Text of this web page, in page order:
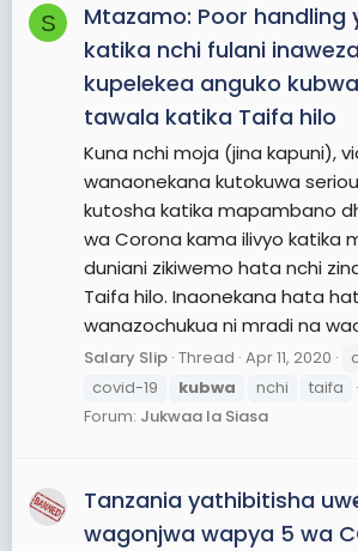
S
Mtazamo: Poor handling
katika nchi fulani
kupelekea anguko
tawala katika Taifa hilo
Kuna nchi moja (jina kapuni),
wanaonekana kutokuwa
kutosha katika mapambano
wa Corona kama ilivyo katika
duniani zikiwemo hata nchi
Taifa hilo. Inaonekana hata
wanazochukua ni mradi na
Salary Slip Thread Apr 11, 2020
covid-19
kubwa nchi taifa
Forum: Jukwaa la Siasa
Tanzania yathibitisha
wagonjwa wapya 5 wa